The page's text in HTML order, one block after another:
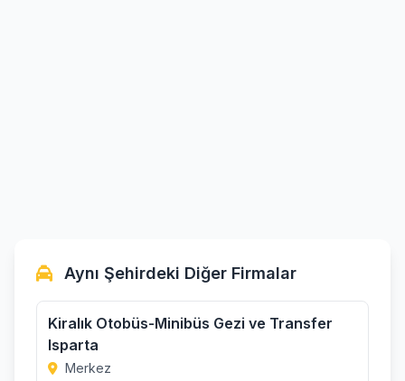
Aynı Şehirdeki Diğer Firmalar
Kiralık Otobüs-Minibüs Gezi ve Transfer
Isparta
Merkez